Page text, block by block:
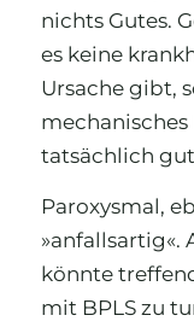
nichts Gutes.
es keine
Ursache gibt,
tatsächlich
Paroxysmal,
»anfallsartig«.
könnte
mit BPLS zu